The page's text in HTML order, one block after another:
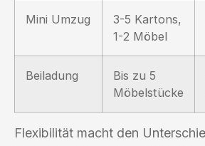
Mini Umzug
3-5 Kartons,
1-2 Möbel
Beiladung
Bis zu 5
Möbelstücke
Flexibilität macht den